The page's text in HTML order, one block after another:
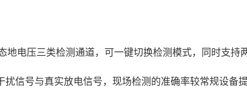
地电压三类检测通道，可一键切换检测模式，同时支持
信号与真实放电信号，现场检测的准确率较常规设备